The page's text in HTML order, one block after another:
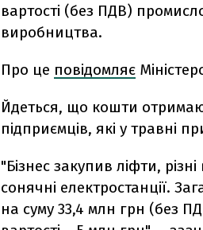
вартості (без ПДВ)
виробництва.
Про це повідомляє
Йдеться, що кошти
підприємців, які у травні
"Бізнес закупив ліфти,
сонячні електростанції.
на суму 33,4 млн грн (без